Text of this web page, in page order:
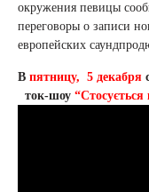
окружения певицы
переговоры о записи
европейских
В пятницу, 5 декабря
ток-шоу “Стосується